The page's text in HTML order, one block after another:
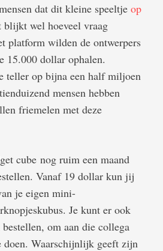
dat dit kleine speeltje op
blijkt wel hoeveel vraag
platform wilden de ontwerpers
15.000 dollar ophalen.
teller op bijna een half miljoen
mensen hebben
friemelen met deze
cube nog ruim een maand
Vanaf 19 dollar kun jij
je eigen mini-
Je kunt er ook
om aan die collega
doen. Waarschijnlijk geeft zijn